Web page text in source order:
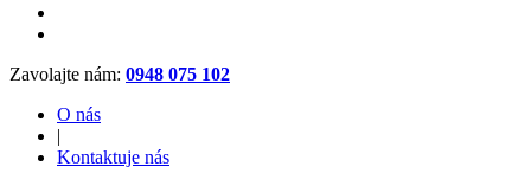
Zavolajte nám: 0948 075 102
O nás
|
Kontaktuje nás